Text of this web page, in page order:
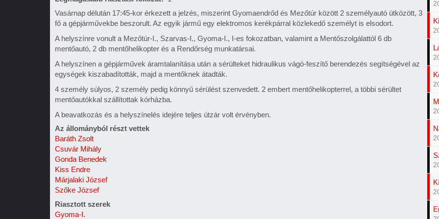
Vasárnap délután 17:45-kor érkezett a jelzés, miszerint Gyomaendrőd és Mezőtúr között 2 személyautó ütközött, 3
fő a gépjárművekbe beszorult. Az egyik jármű egy elektromos kerékpárral közlekedő személyt is elsodort.
A helyszínre vonult a Mezőtúr-I., Szarvas-I., Gyoma-I., I-es fokozatban, valamint a Mentőszolgálattól 6 db
mentőautó, 2 db mentőhelikopter és a Rendőrség munkatársai.
A helyszínen a gépjárművek áramtalanítása után a sérülteket hidraulikus vágó-feszítő berendezés segítségével az
egységek kiszabadították, majd a mentőknek átadták.
4 személy súlyos, 2 személy pedig könnyű sérülést szenvedett. 2 embert mentőhelikopterrel, a többi sérültet
mentőautókkal szállítottak kórházba.
A beavatkozás és a helyszínelés idejére teljes útzár volt érvényben.
Az állományból részt vettek
Baráth Zsolt
Csuvár Mihály
Gonda Benedek
Kiss Endre
Márjalaki József
Szőke József
Riasztott szerek
Gyoma-I.